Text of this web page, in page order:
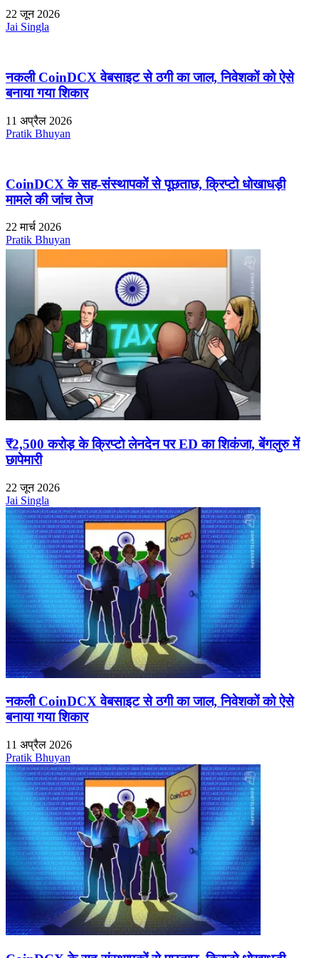
22 जून 2026
Jai Singla
नकली CoinDCX वेबसाइट से ठगी का जाल, निवेशकों को ऐसे
बनाया गया शिकार
11 अप्रैल 2026
Pratik Bhuyan
CoinDCX के सह-संस्थापकों से पूछताछ, क्रिप्टो धोखाधड़ी
मामले की जांच तेज
22 मार्च 2026
Pratik Bhuyan
₹2,500 करोड़ के क्रिप्टो लेनदेन पर ED का शिकंजा, बेंगलुरु में
छापेमारी
22 जून 2026
Jai Singla
नकली CoinDCX वेबसाइट से ठगी का जाल, निवेशकों को ऐसे
बनाया गया शिकार
11 अप्रैल 2026
Pratik Bhuyan